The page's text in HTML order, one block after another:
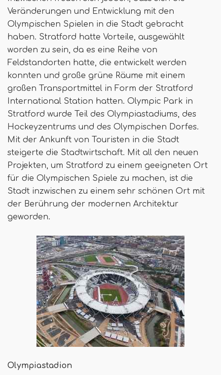
Veränderungen und Entwicklung mit den
Olympischen Spielen in die Stadt gebracht
haben. Stratford hatte Vorteile, ausgewählt
worden zu sein, da es eine Reihe von
Feldstandorten hatte, die entwickelt werden
konnten und große grüne Räume mit einem
großen Transportmittel in Form der Stratford
International Station hatten. Olympic Park in
Stratford wurde Teil des Olympiastadiums, des
Hockeyzentrums und des Olympischen Dorfes.
Mit der Ankunft von Touristen in die Stadt
steigerte die Stadtwirtschaft. Mit all den neuen
Projekten, um Stratford zu einem geeigneten Ort
für die Olympischen Spiele zu machen, ist die
Stadt inzwischen zu einem sehr schönen Ort mit
der Berührung der modernen Architektur
geworden.
Olympiastadion